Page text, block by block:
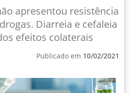
apresentou resistência
Diarreia e cefaleia
efeitos colaterais
Publicado em 10/02/2021